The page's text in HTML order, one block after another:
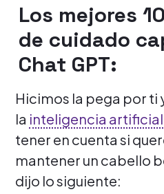
Los mejores
de cuidado
Chat GPT:
Hicimos la pega por ti
la inteligencia artificial
tener en cuenta si
mantener un cabello
dijo lo siguiente: